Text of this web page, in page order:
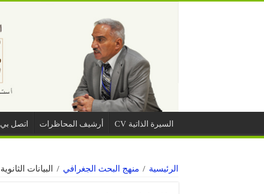
السيرة الذاتية CV أرشيف المحاظرات اتصل بي
الرئيسية / منهج البحث الجغرافي / البيانات الثانوية